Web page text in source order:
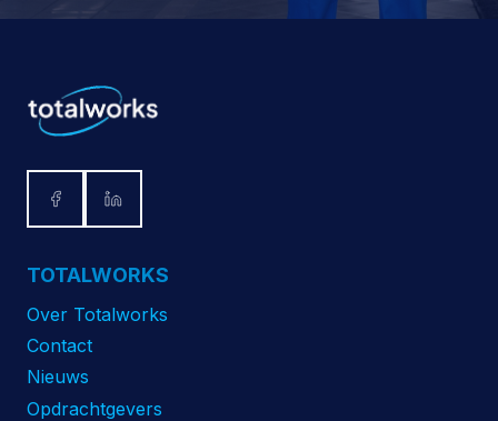
TOTALWORKS
Over Totalworks
Contact
Nieuws
Opdrachtgevers